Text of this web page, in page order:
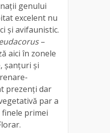
genului
excelent nu
și avifaunistic.
–
aici în zonele
șanțuri și
prezenți dar
par a
primei